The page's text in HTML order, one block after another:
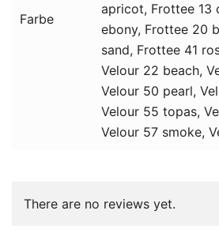
Farbe
apricot, Frottee 13
ebony, Frottee 20
sand, Frottee 41
Velour 22 beach,
Velour 50 pearl,
Velour 55 topas,
Velour 57 smoke,
There are no reviews yet.